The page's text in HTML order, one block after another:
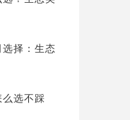
择：生态
么选不踩